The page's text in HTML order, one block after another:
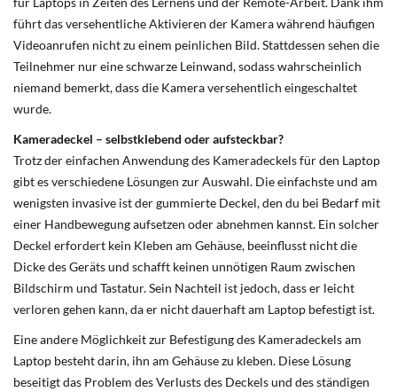
führt das versehentliche Aktivieren der Kamera während häufigen
Videoanrufen nicht zu einem peinlichen Bild. Stattdessen sehen die
Teilnehmer nur eine schwarze Leinwand, sodass wahrscheinlich
niemand bemerkt, dass die Kamera versehentlich eingeschaltet
wurde.
Kameradeckel – selbstklebend oder aufsteckbar?
Trotz der einfachen Anwendung des Kameradeckels für den Laptop
gibt es verschiedene Lösungen zur Auswahl. Die einfachste und am
wenigsten invasive ist der gummierte Deckel, den du bei Bedarf mit
einer Handbewegung aufsetzen oder abnehmen kannst. Ein solcher
Deckel erfordert kein Kleben am Gehäuse, beeinflusst nicht die
Dicke des Geräts und schafft keinen unnötigen Raum zwischen
Bildschirm und Tastatur. Sein Nachteil ist jedoch, dass er leicht
verloren gehen kann, da er nicht dauerhaft am Laptop befestigt ist.
Eine andere Möglichkeit zur Befestigung des Kameradeckels am
Laptop besteht darin, ihn am Gehäuse zu kleben. Diese Lösung
beseitigt das Problem des Verlusts des Deckels und des ständigen